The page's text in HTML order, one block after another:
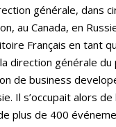
générale, dans
au Canada, en
Français en tant
direction générale du
de business
Il s’occupait alors
plus de 400